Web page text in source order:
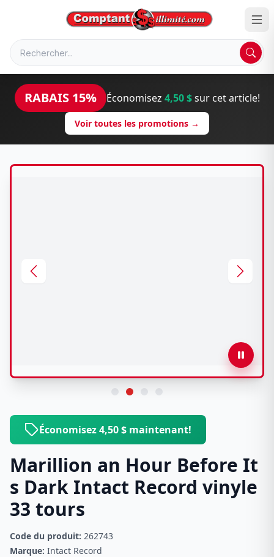
RABAIS 15% Économisez 4,50 $sur cet article!
Voir toutes les promotions →
Économisez 4,50 $ maintenant!
Marillion an Hour Before It
s Dark Intact Record vinyle
33 tours
Code du produit: 262743
Marque: Intact Record